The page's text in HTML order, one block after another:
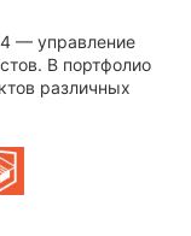
— управление
В портфолио
различных